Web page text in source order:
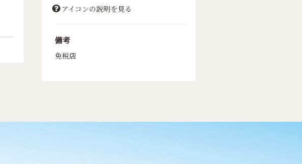
ザ コスメティックス
バーバリー
アイコンの説明を見る
備考
免税店